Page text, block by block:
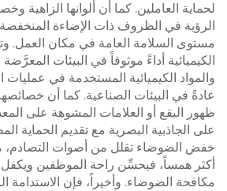
لحماية العاملين. كما أن ألوانها الزاهية
الرؤية في الظروف ذات الإضاءة
مستوى السلامة العامة في مكان العمل.
الكيميائية أداءً موثوقاً في البيئات
والمواد الكيميائية المستخدمة في عمليات
عادةً في البيئات الصناعية. كما أن خصائصها
ظهور البقع أو العلامات المشوهة على
على الجاذبية البصرية مع تقديم الحماية
خفض الضوضاء تقلل من أصوات التصادم،
أكثر همساً، فيحسِّن راحة الموظفين ويكفل
مكافحة الضوضاء. وأخيراً، فإن الاستدامة